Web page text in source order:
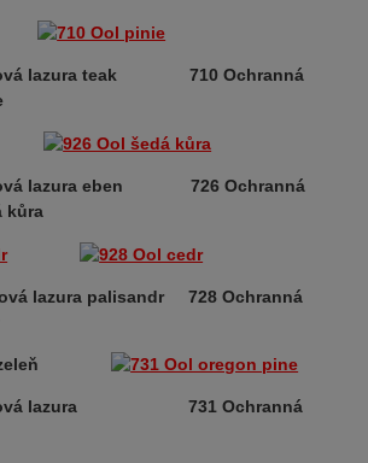
lazura teak710 Ochranná
lazura eben 726 Ochranná
kůra
lazura palisandr 728 Ochranná
olejová lazura731 Ochranná